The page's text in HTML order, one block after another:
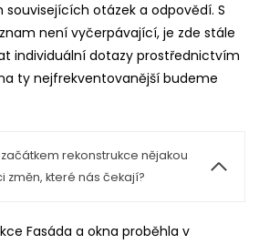
otázek a odpovědí. S
není vyčerpávající, je zde stále
individuální dotazy prostřednictvím
ty nejfrekventovanější budeme
rekonstrukce nějakou
změn, které nás čekají?
Fasáda a okna proběhla v